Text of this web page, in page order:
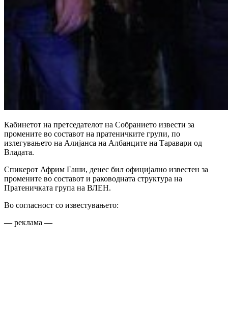
Кабинетот на претседателот на Собранието извести за
промените во составот на пратеничките групи, по
излегувањето на Алијанса на Албанците на Таравари од
Владата.
Спикерот Африм Гаши, денес бил официјално известен за
промените во составот и раководната структура на
Пратеничката група на ВЛЕН.
Во согласност со известувањето:
— реклама —